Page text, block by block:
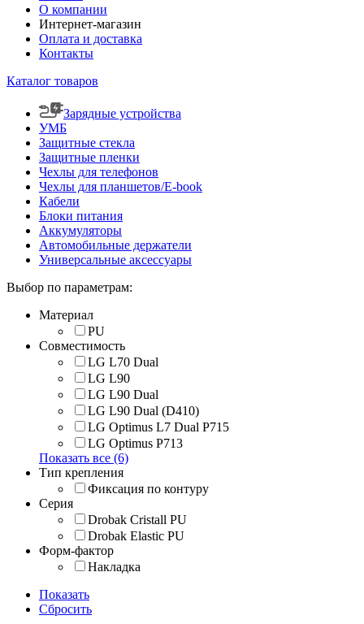
О компании
Интернет-магазин
Оплата и доставка
Контакты
Каталог товаров
Зарядные устройства
УМБ
Защитные стекла
Защитные пленки
Чехлы для телефонов
Чехлы для планшетов/E-book
Кабели
Блоки питания
Аккумуляторы
Автомобильные держатели
Универсальные аксессуары
Выбор по параметрам:
Материал
PU
Совместимость
LG L70 Dual
LG L90
LG L90 Dual
LG L90 Dual (D410)
LG Optimus L7 Dual P715
LG Optimus P713
Показать все (6)
Тип крепления
Фиксация по контуру
Серия
Drobak Cristall PU
Drobak Elastic PU
Форм-фактор
Накладка
Показать
Сбросить